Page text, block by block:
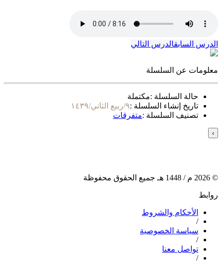
الدرس السابقالدرس التالي
معلومات عن السلسلة
حالة السلسلة :مكتملة
تاريخ إنشاء السلسلة :٩/ربيع الثاني/١٤٣٩
تصنيف السلسلة :متفرقات
›
©
2026 م / 1448 هـ جميع الحقوق محفوظة
روابط
الأحكام والشروط
/
سياسة الخصوصية
/
تواصل معنا
/